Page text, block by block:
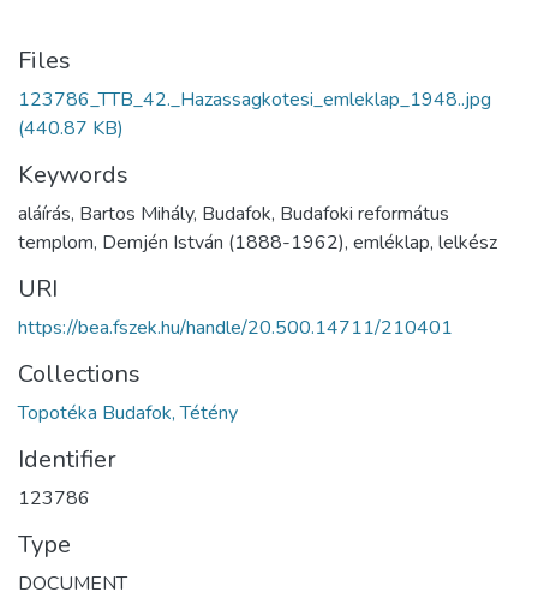
Files
123786_TTB_42._Hazassagkotesi_emleklap_1948..jpg
(440.87 KB)
Keywords
aláírás, Bartos Mihály, Budafok, Budafoki református
templom, Demjén István (1888-1962), emléklap, lelkész
URI
https://bea.fszek.hu/handle/20.500.14711/210401
Collections
Topotéka Budafok, Tétény
Identifier
123786
Type
DOCUMENT